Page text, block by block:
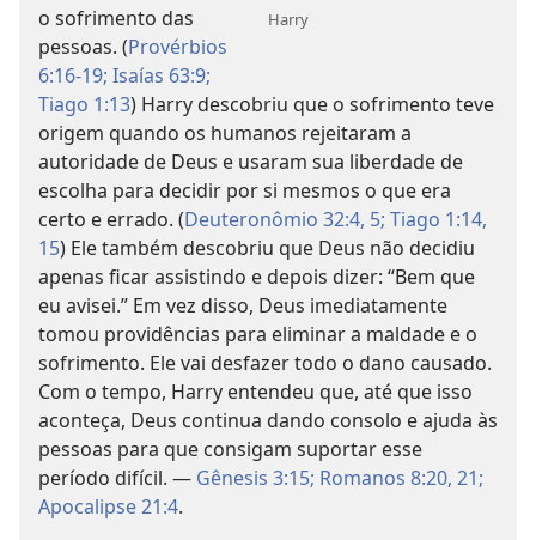
Harry
o sofrimento das
pessoas. (Provérbios
6:16-19; Isaías 63:9;
Tiago 1:13) Harry descobriu que o sofrimento teve
origem quando os humanos rejeitaram a
autoridade de Deus e usaram sua liberdade de
escolha para decidir por si mesmos o que era
certo e errado. (Deuteronômio 32:4, 5; Tiago 1:14,
15) Ele também descobriu que Deus não decidiu
apenas ficar assistindo e depois dizer: “Bem que
eu avisei.” Em vez disso, Deus imediatamente
tomou providências para eliminar a maldade e o
sofrimento. Ele vai desfazer todo o dano causado.
Com o tempo, Harry entendeu que, até que isso
aconteça, Deus continua dando consolo e ajuda às
pessoas para que consigam suportar esse
período difícil. — Gênesis 3:15; Romanos 8:20, 21;
Apocalipse 21:4.